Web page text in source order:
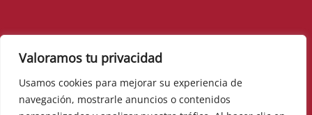
Valoramos tu privacidad
Usamos cookies para mejorar su experiencia de
navegación, mostrarle anuncios o contenidos
© 2022 – Food Romance Company – Todos los derechos
reservados